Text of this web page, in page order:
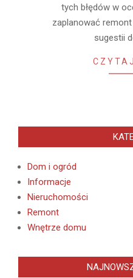
tych błędów w
zaplanować
sugestii
Dom i ogród
Informacje
Nieruchomości
Remont
Wnętrze domu